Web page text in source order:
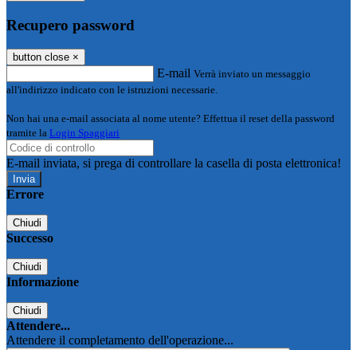
Recupero password
button close ×
E-mail Verrà inviato un messaggio
all'indirizzo indicato con le istruzioni necessarie.
Non hai una e-mail associata al nome utente? Effettua il reset della password
tramite la Login Spaggiari
E-mail inviata, si prega di controllare la casella di posta elettronica!
Errore
Chiudi
Successo
Chiudi
Informazione
Chiudi
Attendere...
Attendere il completamento dell'operazione...